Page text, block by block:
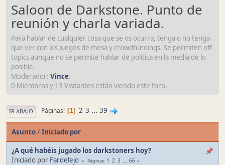
Saloon de Darkstone. Punto de
reunión y charla variada.
Para hablar de cualquier cosa que se os ocurra, tenga o no tenga
que ver con los juegos de mesa y crowdfundings. Se permiten off
topics aunque no se permite hablar de política en la media de lo
posible.
Moderador: Vince.
0 Miembros y 13 Visitantes están viendo este foro.
IR ABAJO Páginas 1 2 3 ... 39
Asunto/Iniciado por
¿A qué habéis jugado los darkstoners hoy?
Iniciado por Fardelejo Páginas 1 2 3 ... 66